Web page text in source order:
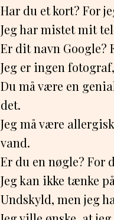
Har du et kort? For
Jeg har mistet mit
Er dit navn Google?
Jeg er ingen
Du må være en
det.
Jeg må være
vand.
Er du en nøgle? For
Jeg kan ikke tænke
Undskyld, men jeg